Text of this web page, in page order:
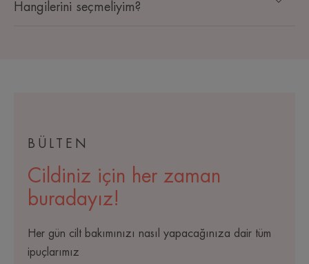
Hangilerini seçmeliyim?
BÜLTEN
Cildiniz için her zaman
buradayız!
Her gün cilt bakımınızı nasıl yapacağınıza dair tüm
ipuçlarımız